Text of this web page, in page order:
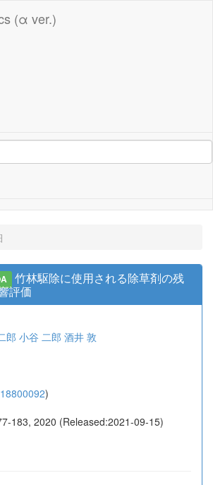
(α ver.)
竹林駆除に使用される除草剤の残
評価
郎 小谷 二郎 酒井 敦
)
183, 2020 (Released:2021-09-15)